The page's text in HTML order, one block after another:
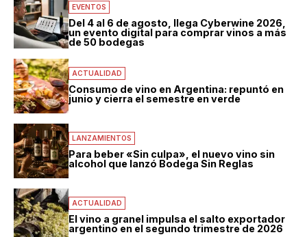
EVENTOS
Del 4 al 6 de agosto, llega Cyberwine 2026,
un evento digital para comprar vinos a más
de 50 bodegas
ACTUALIDAD
Consumo de vino en Argentina: repuntó en
junio y cierra el semestre en verde
LANZAMIENTOS
Para beber «Sin culpa», el nuevo vino sin
alcohol que lanzó Bodega Sin Reglas
ACTUALIDAD
El vino a granel impulsa el salto exportador
argentino en el segundo trimestre de 2026